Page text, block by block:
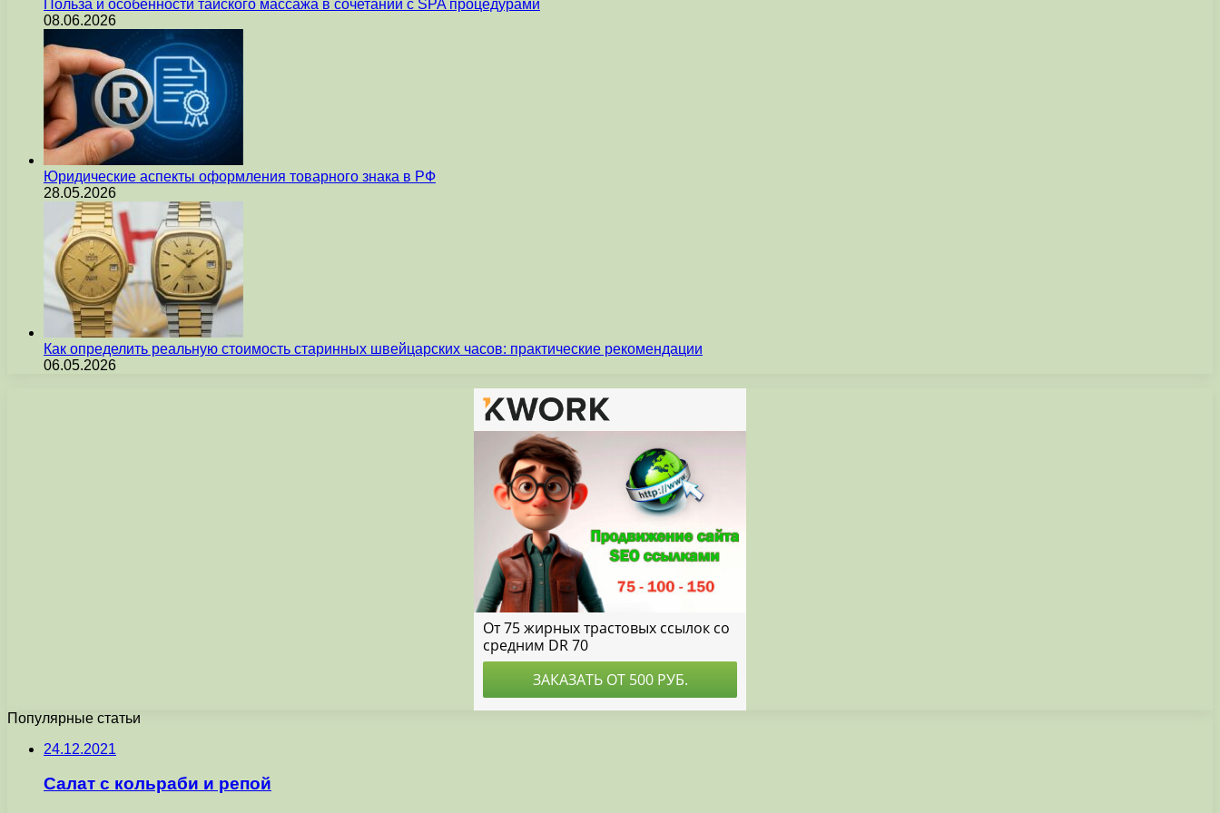
Польза и особенности тайского массажа в сочетании с SPA процедурами
08.06.2026
Юридические аспекты оформления товарного знака в РФ
28.05.2026
Как определить реальную стоимость старинных швейцарских часов: практические рекомендации
06.05.2026
Популярные статьи
24.12.2021
Салат с кольраби и репой